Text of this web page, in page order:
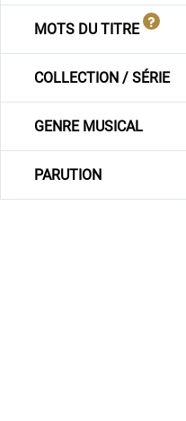
MOTS DU TITRE
COLLECTION / SÉRIE
GENRE MUSICAL
PARUTION